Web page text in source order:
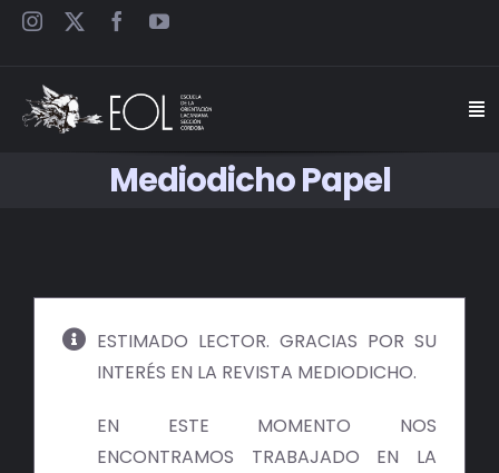
Saltar
JORNADAS
Mediodicho Papel
ESTIMADO LECTOR. GRACIAS POR SU
INTERÉS EN LA REVISTA MEDIODICHO.
EN ESTE MOMENTO NOS
ENCONTRAMOS TRABAJADO EN LA